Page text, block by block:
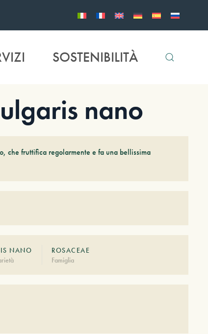
SOSTENIBILITÀ
nano
che fruttifica regolarmente e fa una bellissima
NANO
ROSACEAE
Famiglia